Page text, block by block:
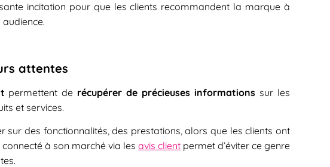
incitation pour que les clients recommandent la marque à
attentes
permettent de récupérer de précieuses informations sur les
et services.
sur des fonctionnalités, des prestations, alors que les clients ont
à son marché via les avis clientpermet d’éviter ce genre